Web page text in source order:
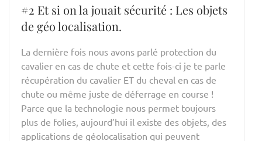
#2 Et si on la jouait sécurité : Les objets
de géo localisation.
La dernière fois nous avons parlé protection du
cavalier en cas de chute et cette fois-ci je te parle
récupération du cavalier ET du cheval en cas de
chute ou même juste de déferrage en course !
Parce que la technologie nous permet toujours
plus de folies, aujourd’hui il existe des objets, des
applications de géolocalisation qui peuvent